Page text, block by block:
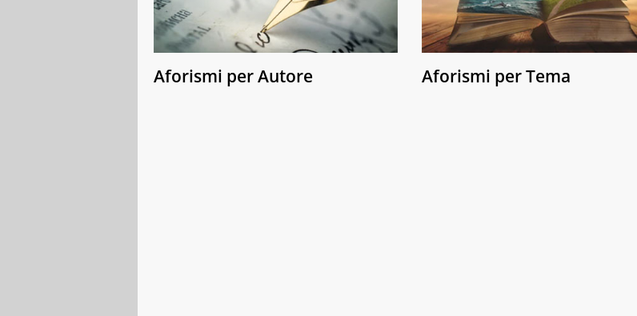
Aforismi per Autore Aforismi per Tema